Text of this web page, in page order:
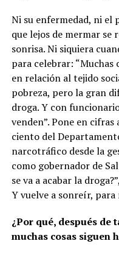
Ni su enfermedad, ni el
que lejos de mermar se
sonrisa. Ni siquiera
para celebrar: “Muchas
en relación al tejido
pobreza, pero la gran
droga. Y con
venden”. Pone en
ciento del
narcotráfico desde la
como gobernador de
se va a acabar la
Y vuelve a sonreír,
¿Por qué, después de
muchas cosas siguen